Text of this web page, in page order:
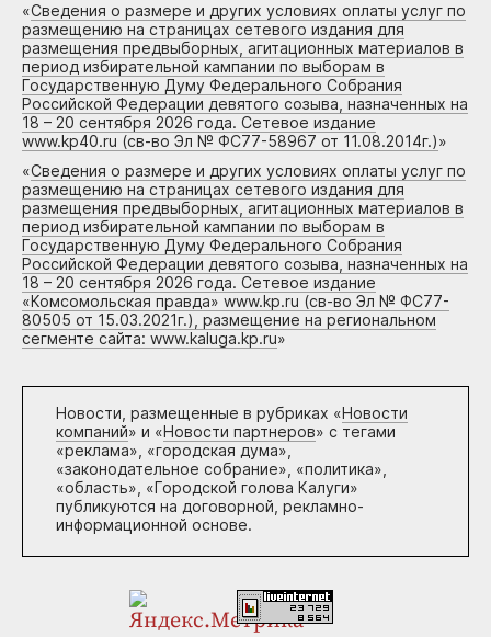
«Сведения о размере и других условиях оплаты услуг по
размещению на страницах сетевого издания для
размещения предвыборных, агитационных материалов в
период избирательной кампании по выборам в
Государственную Думу Федерального Собрания
Российской Федерации девятого созыва, назначенных на
18 – 20 сентября 2026 года. Сетевое издание
www.kp40.ru (св-во Эл № ФС77-58967 от 11.08.2014г.)»
«Сведения о размере и других условиях оплаты услуг по
размещению на страницах сетевого издания для
размещения предвыборных, агитационных материалов в
период избирательной кампании по выборам в
Государственную Думу Федерального Собрания
Российской Федерации девятого созыва, назначенных на
18 – 20 сентября 2026 года. Сетевое издание
«Комсомольская правда» www.kp.ru (св-во Эл № ФС77-
80505 от 15.03.2021г.), размещение на региональном
сегменте сайта: www.kaluga.kp.ru»
Новости, размещенные в рубриках «Новости
компаний» и «Новости партнеров» с тегами
«реклама», «городская дума»,
«законодательное собрание», «политика»,
«область», «Городской голова Калуги»
публикуются на договорной, рекламно-
информационной основе.